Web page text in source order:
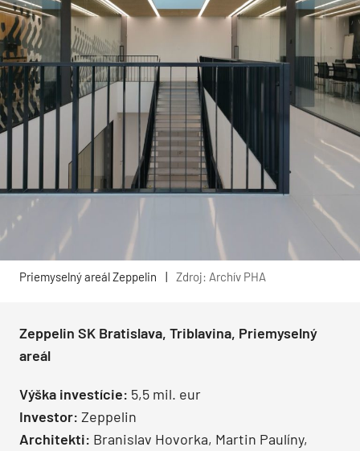
Priemyselný areál Zeppelin | Zdroj: Archív PHA
Zeppelin SK Bratislava, Triblavina, Priemyselný
areál
Výška investície: 5,5 mil. eur
Investor: Zeppelin
Architekti: Branislav Hovorka, Martin Paulíny,